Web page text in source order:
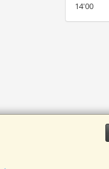
14'00